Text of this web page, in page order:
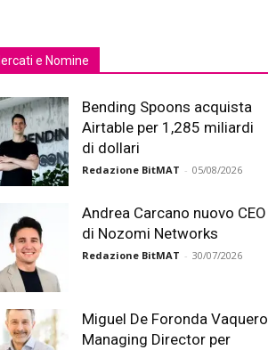
e Nomine
Bending Spoons acquista
Airtable per 1,285 miliardi
di dollari
Redazione BitMAT - 05/08/2026
Andrea Carcano nuovo CEO
di Nozomi Networks
Redazione BitMAT - 30/07/2026
Miguel De Foronda Vaquero
Managing Director per